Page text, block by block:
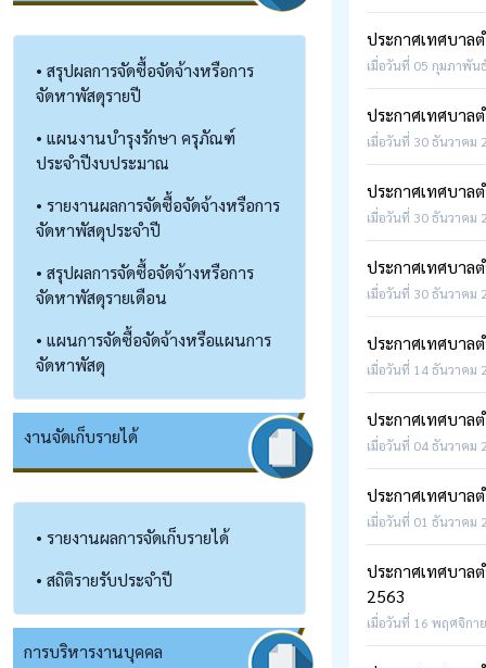
• สรุปผลการจัดซื้อจัดจ้างหรือการ
จัดหาพัสดุรายปี
• แผนงานบำรุงรักษา ครุภัณฑ์
ประจำปีงบประมาณ
• รายงานผลการจัดซื้อจัดจ้างหรือการ
จัดหาพัสดุประจำปี
• สรุปผลการจัดซื้อจัดจ้างหรือการ
จัดหาพัสดุรายเดือน
• แผนการจัดซื้อจัดจ้างหรือแผนการ
จัดหาพัสดุ
งานจัดเก็บรายได้
• รายงานผลการจัดเก็บรายได้
• สถิติรายรับประจำปี
การบริหารงานบุคคล
ประกาศเทศบา
เมื่อวันที่ 05 กุมภาพัน
ประกาศเทศบาล
เมื่อวันที่ 30 ธันวาคม
ประกาศเทศบาล
เมื่อวันที่ 30 ธันวาคม
ประกาศเทศบาล
เมื่อวันที่ 30 ธันวาคม
ประกาศเทศบาล
เมื่อวันที่ 14 ธันวาคม
ประกาศเทศบาล
เมื่อวันที่ 04 ธันวาคม
ประกาศเทศบาล
เมื่อวันที่ 01 ธันวาคม
ประกาศเทศบาล
2563
เมื่อวันที่ 16 พฤศจิกา